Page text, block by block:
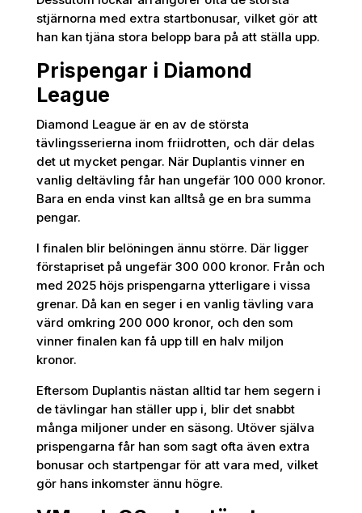
stjärnorna med extra startbonusar, vilket gör att
han kan tjäna stora belopp bara på att ställa upp.
Prispengar i Diamond
League
Diamond League är en av de största
tävlingsserierna inom friidrotten, och där delas
det ut mycket pengar. När Duplantis vinner en
vanlig deltävling får han ungefär 100 000 kronor.
Bara en enda vinst kan alltså ge en bra summa
pengar.
I finalen blir belöningen ännu större. Där ligger
förstapriset på ungefär 300 000 kronor. Från och
med 2025 höjs prispengarna ytterligare i vissa
grenar. Då kan en seger i en vanlig tävling vara
värd omkring 200 000 kronor, och den som
vinner finalen kan få upp till en halv miljon
kronor.
Eftersom Duplantis nästan alltid tar hem segern i
de tävlingar han ställer upp i, blir det snabbt
många miljoner under en säsong. Utöver själva
prispengarna får han som sagt ofta även extra
bonusar och startpengar för att vara med, vilket
gör hans inkomster ännu högre.